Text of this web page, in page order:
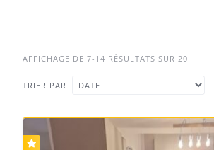
AFFICHAGE DE 7-14 RÉSULTATS SUR 20
TRIER PAR